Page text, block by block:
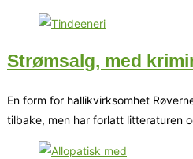
Strømsalg, med
En form for hallikvirksomhet
tilbake, men har forlatt litteraturen